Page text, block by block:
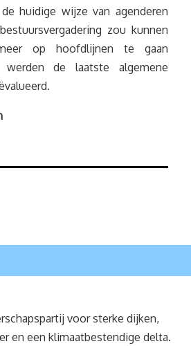
huidige wijze van agenderen
zou kunnen
op hoofdlijnen te gaan
werden de laatste algemene
voor sterke dijken,
en een klimaatbestendige delta.